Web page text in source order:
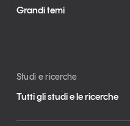
Grandi temi
Studi e ricerche
Tutti gli studi e le ricerche